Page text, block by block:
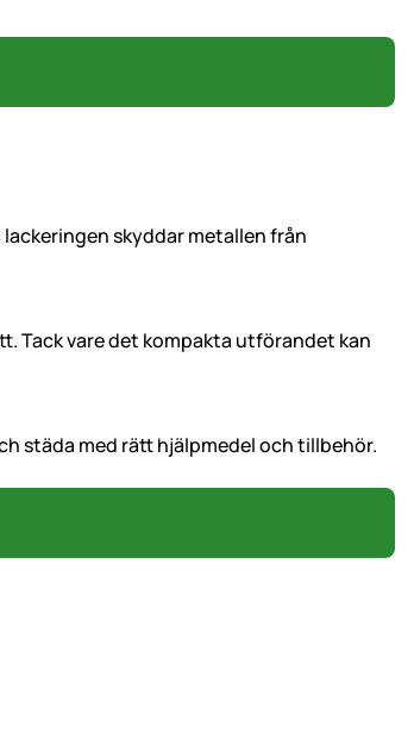
skyddar metallen från
Tack vare det kompakta utförandet kan
städa med rätt hjälpmedel och tillbehör.